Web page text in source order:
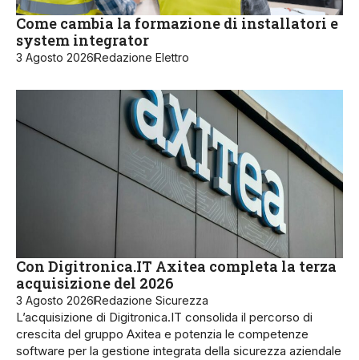
Come cambia la formazione di installatori e
system integrator
3 Agosto 2026Redazione Elettro
Con Digitronica.IT Axitea completa la terza
acquisizione del 2026
3 Agosto 2026Redazione Sicurezza
L’acquisizione di Digitronica.IT consolida il percorso di
crescita del gruppo Axitea e potenzia le competenze
software per la gestione integrata della sicurezza aziendale